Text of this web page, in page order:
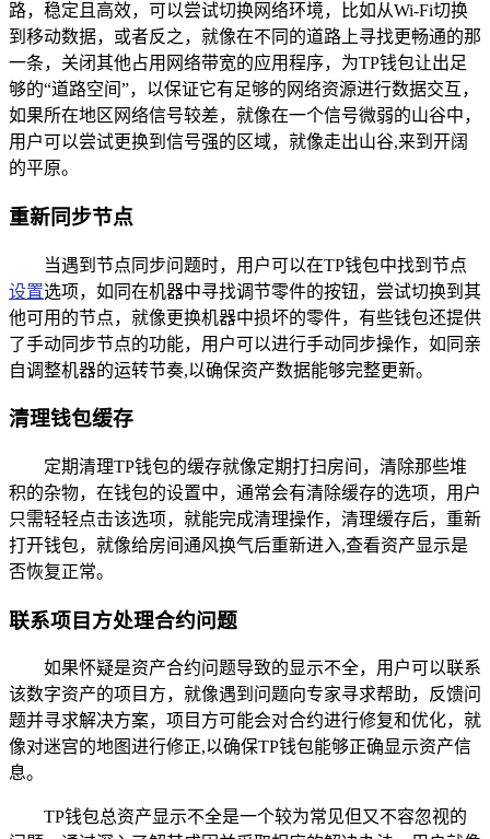
路，稳定且高效，可以尝试切换网络环境，比如从Wi-Fi切换
到移动数据，或者反之，就像在不同的道路上寻找更畅通的那
一条，关闭其他占用网络带宽的应用程序，为TP钱包让出足
够的“道路空间”，以保证它有足够的网络资源进行数据交互，
如果所在地区网络信号较差，就像在一个信号微弱的山谷中，
用户可以尝试更换到信号强的区域，就像走出山谷,来到开阔
的平原。
重新同步节点
当遇到节点同步问题时，用户可以在TP钱包中找到节点
设置选项，如同在机器中寻找调节零件的按钮，尝试切换到其
他可用的节点，就像更换机器中损坏的零件，有些钱包还提供
了手动同步节点的功能，用户可以进行手动同步操作，如同亲
自调整机器的运转节奏,以确保资产数据能够完整更新。
清理钱包缓存
定期清理TP钱包的缓存就像定期打扫房间，清除那些堆
积的杂物，在钱包的设置中，通常会有清除缓存的选项，用户
只需轻轻点击该选项，就能完成清理操作，清理缓存后，重新
打开钱包，就像给房间通风换气后重新进入,查看资产显示是
否恢复正常。
联系项目方处理合约问题
如果怀疑是资产合约问题导致的显示不全，用户可以联系
该数字资产的项目方，就像遇到问题向专家寻求帮助，反馈问
题并寻求解决方案，项目方可能会对合约进行修复和优化，就
像对迷宫的地图进行修正,以确保TP钱包能够正确显示资产信
息。
TP钱包总资产显示不全是一个较为常见但又不容忽视的